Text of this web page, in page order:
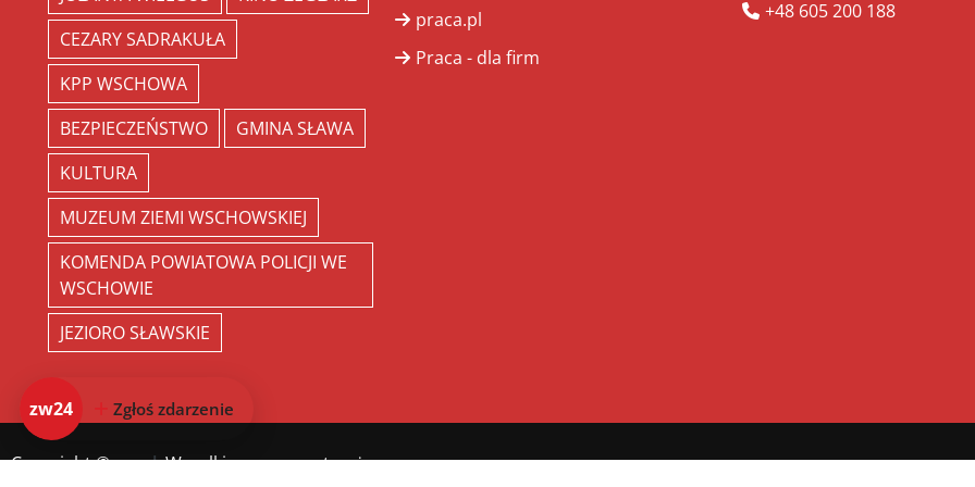
CEZARY SADRAKUŁA
KPP WSCHOWA
BEZPIECZEŃSTWO
GMINA SŁAWA
KULTURA
MUZEUM ZIEMI WSCHOWSKIEJ
KOMENDA POWIATOWA POLICJI WE
WSCHOWIE
JEZIORO SŁAWSKIE
praca.pl
Praca - dla firm
+48 605 200 188
Copyright ©zw.pl. Wszelkie prawa zastrzeżone.
zw24 Zgłoś zdarzenie